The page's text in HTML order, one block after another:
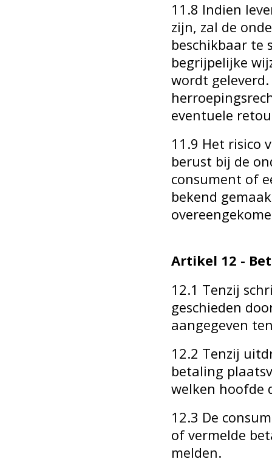
11.8 Indien
zijn, zal de
beschikbaar te
begrijpelijke
wordt
eventuele
11.9 Het risico
berust bij de
consument of
bekend
Artikel 12 -
12.1 Tenzij
geschieden
aangegeven
12.2 Tenzij
betaling
welken hoofde
12.3 De
of vermelde
melden.